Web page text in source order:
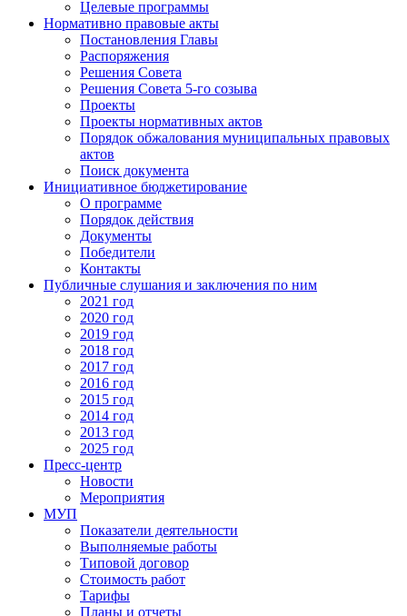
Целевые программы
Нормативно правовые акты
Постановления Главы
Распоряжения
Решения Совета
Решения Совета 5-го созыва
Проекты
Проекты нормативных актов
Порядок обжалования муниципальных правовых
актов
Поиск документа
Инициативное бюджетирование
О программе
Порядок действия
Документы
Победители
Контакты
Публичные слушания и заключения по ним
2021 год
2020 год
2019 год
2018 год
2017 год
2016 год
2015 год
2014 год
2013 год
2025 год
Пресс-центр
Новости
Мероприятия
МУП
Показатели деятельности
Выполняемые работы
Типовой договор
Стоимость работ
Тарифы
Планы и отчеты